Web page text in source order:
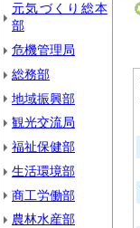
元気づくり総本
部
危機管理局
総務部
地域振興部
観光交流局
福祉保健部
生活環境部
商工労働部
農林水産部